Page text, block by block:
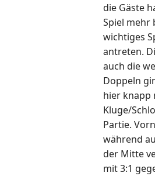
die Gäste
Spiel mehr
wichtiges
antreten.
auch die
Doppeln
hier knapp
Kluge/
Partie.
während
der Mitte
mit 3:1